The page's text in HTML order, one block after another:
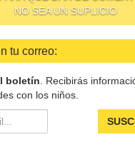
SEA UN SUPLICIO
tu correo:
boletín . Recibirás
con los niños.